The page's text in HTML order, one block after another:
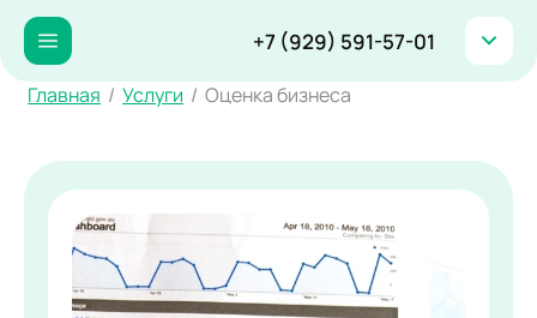
+7 (929) 591-57-01
Главная / Услуги / Оценка бизнеса